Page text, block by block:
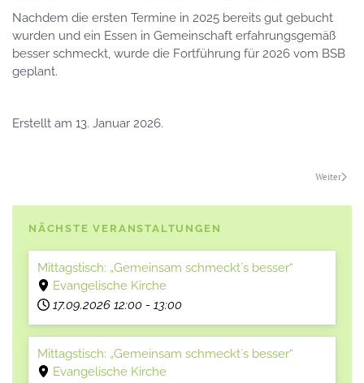
Nachdem die ersten Termine in 2025 bereits gut gebucht
wurden und ein Essen in Gemeinschaft erfahrungsgemäß
besser schmeckt, wurde die Fortführung für 2026 vom BSB
geplant.
Erstellt am 13. Januar 2026.
Weiter
NÄCHSTE VERANSTALTUNGEN
Mittagstisch: „Gemeinsam schmeckt´s besser“
Evangelische Kirche
17.09.2026 12:00 - 13:00
Mittagstisch: „Gemeinsam schmeckt´s besser“
Evangelische Kirche